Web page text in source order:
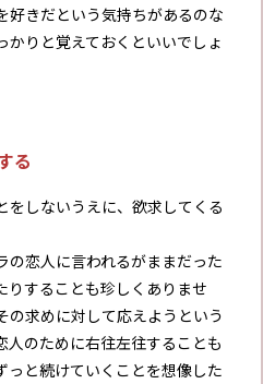
好きだという気持ちがあるのな
かりと覚えておくといいでしょ
る
をしないうえに、欲求してくる
の恋人に言われるがままだった
りすることも珍しくありませ
の求めに対して応えようという
人のために右往左往することも
っと続けていくことを想像した